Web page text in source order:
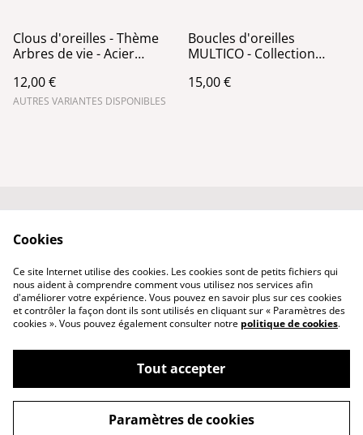
Clous d'oreilles - Thème
Arbres de vie - Acier
12,00 €
AUTRES VARIANTES DISPONIBLES
Boucles d'oreilles
MULTICO - Collection
Noir
15,00 €
Conditions générales
Qui suis-je ?
Politique de cookies
Nous contacter
©2026PhenixCuir & PhenixBijoux
powered by
Cookies
Ce site Internet utilise des cookies. Les cookies sont de petits fichiers qui
nous aident à comprendre comment vous utilisez nos services afin
d'améliorer votre expérience. Vous pouvez en savoir plus sur ces cookies
et contrôler la façon dont ils sont utilisés en cliquant sur « Paramètres des
cookies ». Vous pouvez également consulter notre politique de cookies.
Tout accepter
Paramètres de cookies